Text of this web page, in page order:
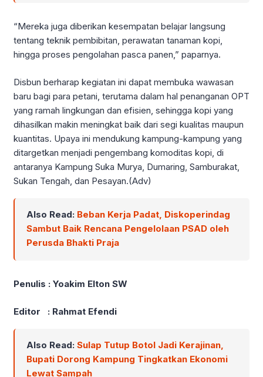
“Mereka juga diberikan kesempatan belajar langsung
tentang teknik pembibitan, perawatan tanaman kopi,
hingga proses pengolahan pasca panen,” paparnya.
Disbun berharap kegiatan ini dapat membuka wawasan
baru bagi para petani, terutama dalam hal penanganan OPT
yang ramah lingkungan dan efisien, sehingga kopi yang
dihasilkan makin meningkat baik dari segi kualitas maupun
kuantitas. Upaya ini mendukung kampung-kampung yang
ditargetkan menjadi pengembang komoditas kopi, di
antaranya Kampung Suka Murya, Dumaring, Samburakat,
Sukan Tengah, dan Pesayan.(Adv)
Also Read: Beban Kerja Padat, Diskoperindag
Sambut Baik Rencana Pengelolaan PSAD oleh
Perusda Bhakti Praja
Penulis : Yoakim Elton SW
Editor : Rahmat Efendi
Also Read: Sulap Tutup Botol Jadi Kerajinan,
Bupati Dorong Kampung Tingkatkan Ekonomi
Lewat Sampah